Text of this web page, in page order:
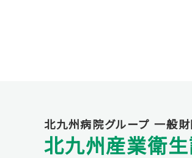
北九州病院グループ 一般
北九州産業衛生